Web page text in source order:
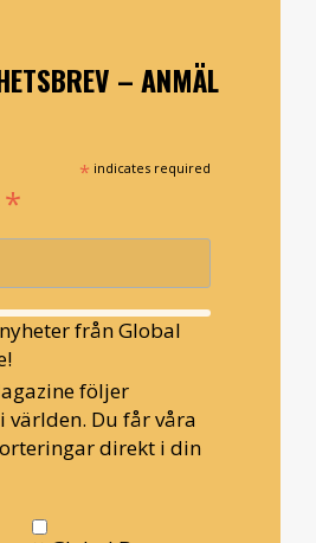
– ANMÄL
* indicates required
*
från Global
följer
världen. Du får våra
direkt i din